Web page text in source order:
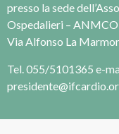
presso la sede
Ospedalieri – ANMCO
Via Alfonso La
Tel. 055/5101365 e-